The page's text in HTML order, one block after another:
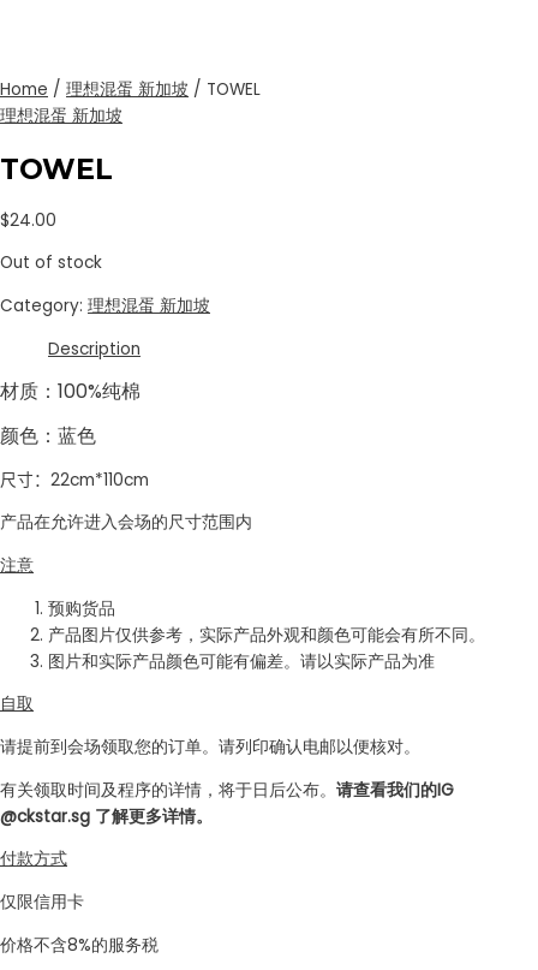
Home / 理想混蛋 新加坡 / TOWEL
理想混蛋 新加坡
TOWEL
$24.00
Out of stock
Category: 理想混蛋 新加坡
Description
材质：100%纯棉
颜色：蓝色
尺寸：22cm*110cm
产品在允许进入会场的尺寸范围内
注意
预购货品
产品图片仅供参考，实际产品外观和颜色可能会有所不同。
图片和实际产品颜色可能有偏差。请以实际产品为准
自取
请提前到会场领取您的订单。请列印确认电邮以便核对。
有关领取时间及程序的详情，将于日后公布。 请查看我们的IG
@ckstar.sg 了解更多详情。
付款方式
仅限信用卡
价格不含8%的服务税